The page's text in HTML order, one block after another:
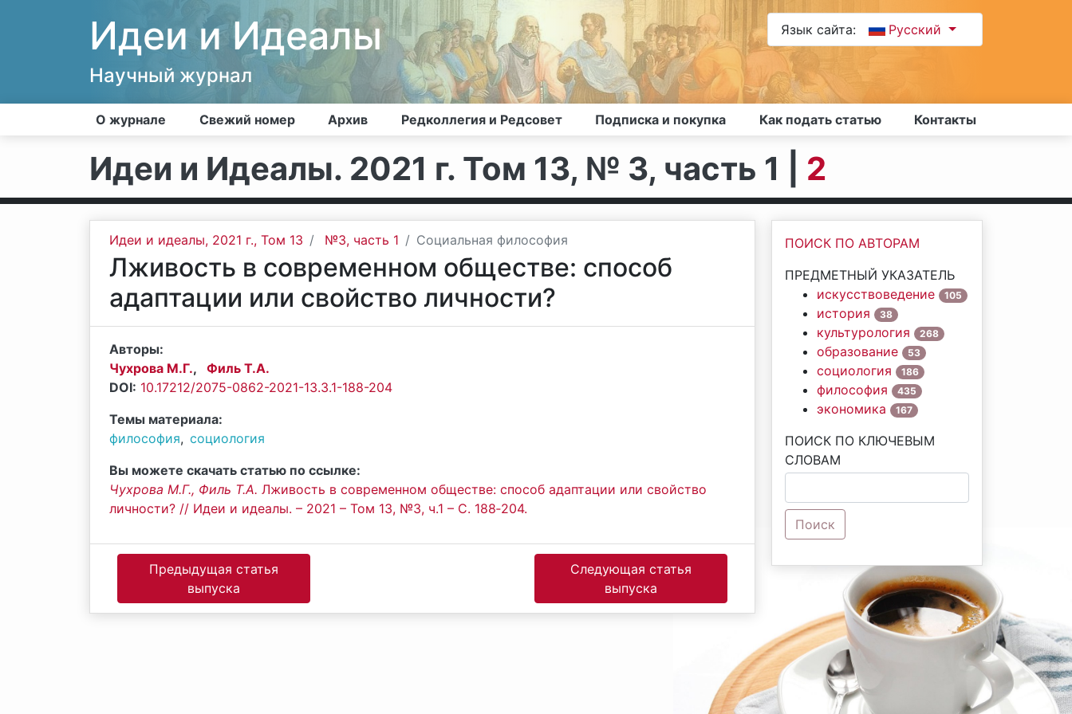
Идеи и Идеалы
Научный журнал
Язык сайта: Русский
О журнале Свежий номер Архив Редколлегия и Редсовет Подписка и покупка Как подать статью Контакты
Идеи и Идеалы. 2021 г. Том 13, № 3, часть 1 | 2
Идеи и идеалы, 2021 г., Том 13 №3, часть 1 Социальная философия
Лживость в современном обществе: способ
адаптации или свойство личности?
Авторы:
Чухрова М.Г.,
Филь Т.А.
DOI: 10.17212/2075-0862-2021-13.3.1-188-204
Темы материала:
философия, социология
Вы можете скачать статью по ссылке:
Чухрова М.Г., Филь Т.А. Лживость в современном обществе: способ адаптации или свойство
личности? // Идеи и идеалы. – 2021 – Том 13, №3, ч.1 – С. 188‐204.
Предыдущая статья
выпуска
Следующая статья
выпуска
ПОИСК ПО АВТОРАМ
ПРЕДМЕТНЫЙ УКАЗАТЕЛЬ
искусствоведение
105
история 38
культурология 268
образование 53
социология 186
философия 435
экономика 167
ПОИСК ПО КЛЮЧЕВЫМ
СЛОВАМ
Поиск